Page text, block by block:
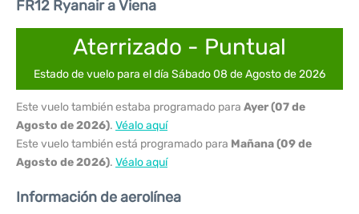
FR12 Ryanair a Viena
Aterrizado - Puntual
Estado de vuelo para el día Sábado 08 de Agosto de 2026
Este vuelo también estaba programado para Ayer (07 de
Agosto de 2026). Véalo aquí
Este vuelo también está programado para Mañana (09 de
Agosto de 2026). Véalo aquí
Información de aerolínea